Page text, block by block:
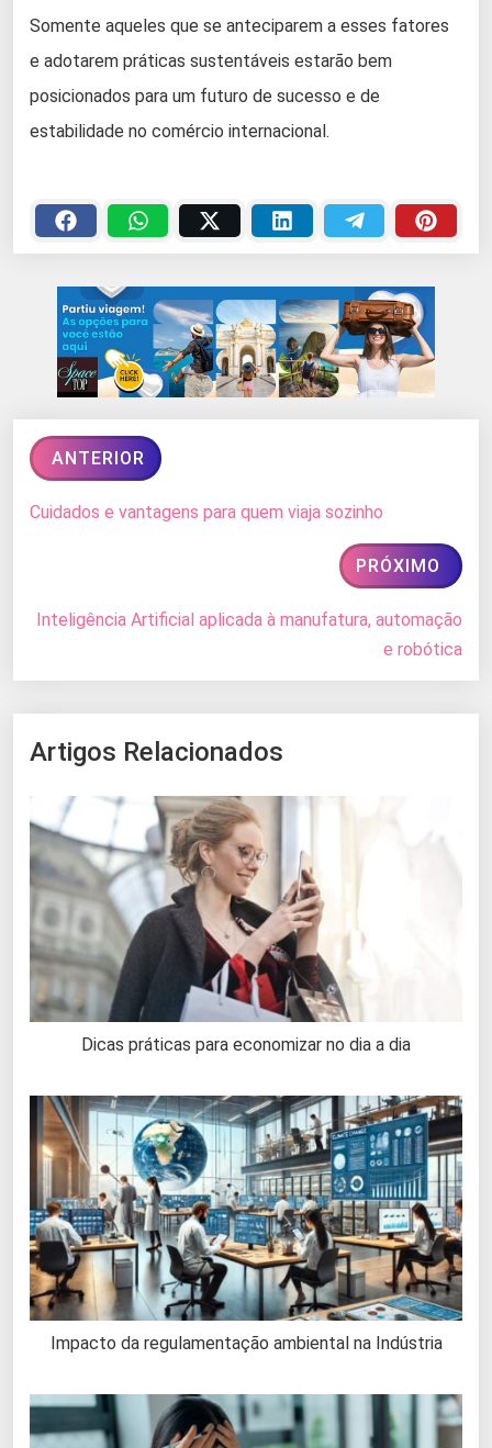
Somente aqueles que se anteciparem a esses fatores
e adotarem práticas sustentáveis estarão bem
posicionados para um futuro de sucesso e de
estabilidade no comércio internacional.
ANTERIOR
Cuidados e vantagens para quem viaja sozinho
PRÓXIMO
Inteligência Artificial aplicada à manufatura, automação
e robótica
Artigos Relacionados
Dicas práticas para economizar no dia a dia
Impacto da regulamentação ambiental na Indústria